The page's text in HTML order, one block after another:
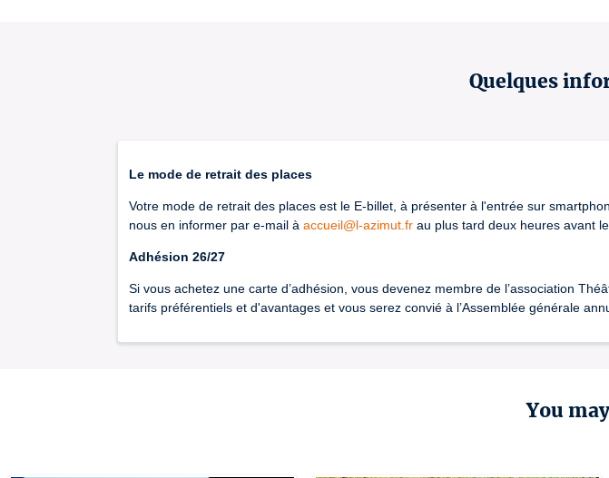
You
Quelques
Le mode de retrait des places
Votre mode de retrait des places est le E-billet, à présenter à l'entrée sur
nous en informer par e-mail à accueil@l-azimut.fr au plus tard deux heures avant
Adhésion 26/27
Si vous achetez une carte d’adhésion, vous devenez membre de l’association
tarifs préférentiels et d'avantages et vous serez convié à l’Assemblée générale